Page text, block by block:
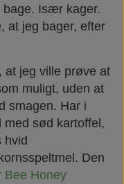
bage. Især kager.
at jeg bager, efter
at jeg ville prøve at
muligt, uden at
smagen. Har i
med sød kartoffel,
hvid
Den
Bee Honey